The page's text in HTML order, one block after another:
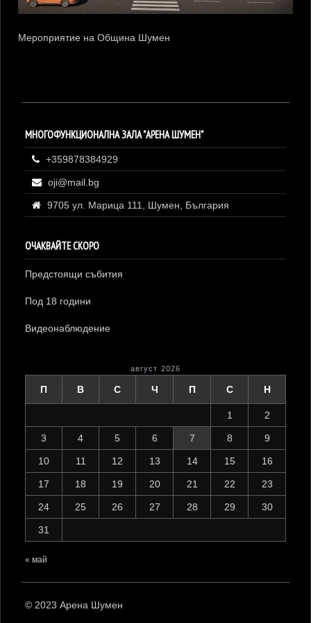
Мероприятие на Община Шумен
МНОГОФУНКЦИОНАЛНА ЗАЛА "АРЕНА ШУМЕН"
+359878384929
oji@mail.bg
9705 ул. Марица 111, Шумен, България
ОЧАКВАЙТЕ СКОРО
Предстоящи събития
Под 18 години
Видеонаблюдение
август 2026
П В С Ч П С Н
1 2
3 4 5 6 7 8 9
10 11 12 13 14 15 16
17 18 19 20 21 22 23
24 25 26 27 28 29 30
31
« май
© 2023 Арена Шумен